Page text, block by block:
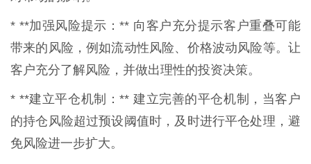
* **加强风险提示：** 向客户充分提示客户重叠可能
带来的风险，例如流动性风险、价格波动风险等。让
客户充分了解风险，并做出理性的投资决策。
* **建立平仓机制：** 建立完善的平仓机制，当客户
的持仓风险超过预设阈值时，及时进行平仓处理，避
免风险进一步扩大。